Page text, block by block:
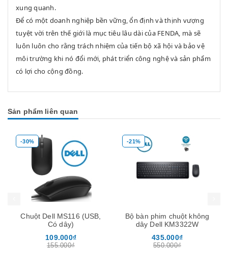
xung quanh.
Để có một doanh nghiệp bền vững, ổn định và thịnh vượng
tuyệt vời trên thế giới là mục tiêu lâu dài của FENDA, mà sẽ
luôn luôn cho rằng trách nhiệm của tiến bộ xã hội và bảo vệ
môi trường khi nó đổi mới, phát triển công nghệ và sản phẩm
có lợi cho cộng đồng.
Sản phẩm liên quan
Dell MS116 (USB,
Bộ bàn phim chuột không
dây Dell KM3322W
Bộ
Mua hàng